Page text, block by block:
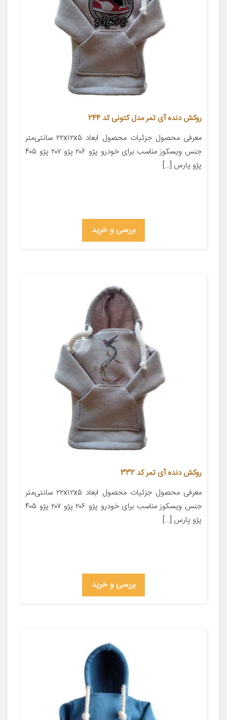
روکش دنده آی تمر مدل کتونی کد 244
معرفی محصول جزئیات محصول ابعاد ۲۲x۱۲x۵ سانتی‌متر
جنس ویسکوز مناسب برای خودرو پژو ۲۰۶ پژو ۲۰۷ پژو ۴۰۵
پژو پارس […]
بررسی و خرید
روکش دنده آی تمر کد 332
معرفی محصول جزئیات محصول ابعاد ۲۲x۱۲x۵ سانتی‌متر
جنس ویسکوز مناسب برای خودرو پژو ۲۰۶ پژو ۲۰۷ پژو ۴۰۵
پژو پارس […]
بررسی و خرید